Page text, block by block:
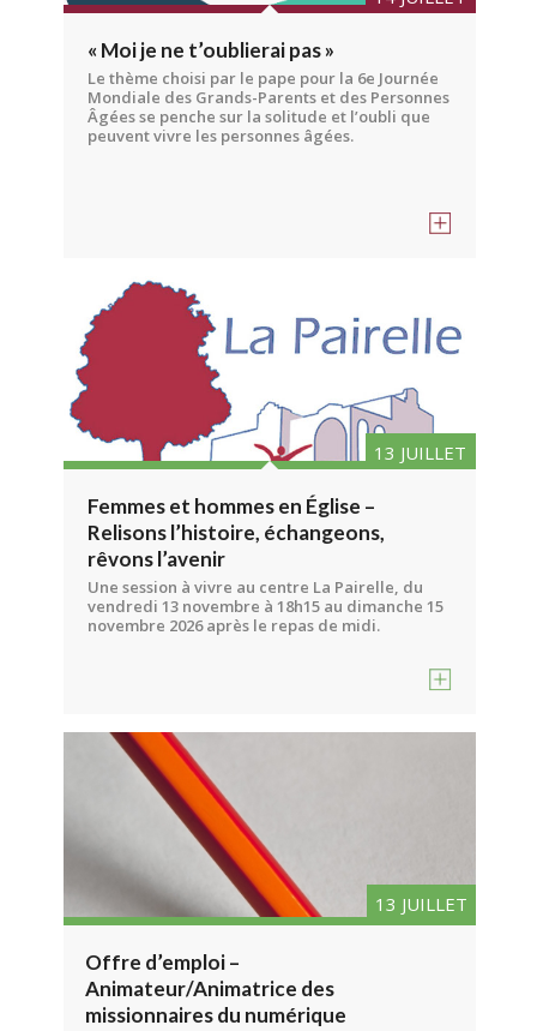
« Moi je ne t’oublierai pas »
Le thème choisi par le pape pour la 6e Journée
Mondiale des Grands-Parents et des Personnes
Âgées se penche sur la solitude et l’oubli que
peuvent vivre les personnes âgées.
Femmes et hommes en Église –
Relisons l’histoire, échangeons,
rêvons l’avenir
Une session à vivre au centre La Pairelle, du
vendredi 13 novembre à 18h15 au dimanche 15
novembre 2026 après le repas de midi.
13 JUILLET
Offre d’emploi –
Animateur/Animatrice des
missionnaires du numérique
13 JUILLET